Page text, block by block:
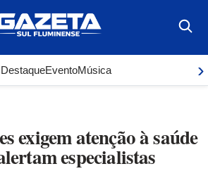
DestaqueEventoMúsica ›
exigem atenção à saúde
especialistas